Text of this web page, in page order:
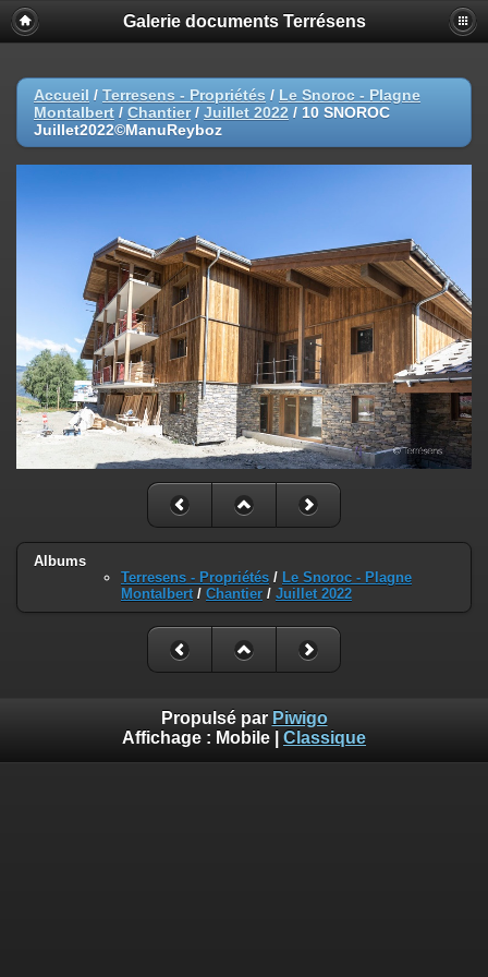
Galerie documents Terrésens
Accueil / Terresens - Propriétés / Le Snoroc - Plagne
Montalbert / Chantier/ Juillet 2022 / 10 SNOROC
Juillet2022©ManuReyboz
Albums
Terresens - Propriétés / Le Snoroc - Plagne
Montalbert / Chantier / Juillet 2022
Propulsé par Piwigo
Affichage : Mobile Classique